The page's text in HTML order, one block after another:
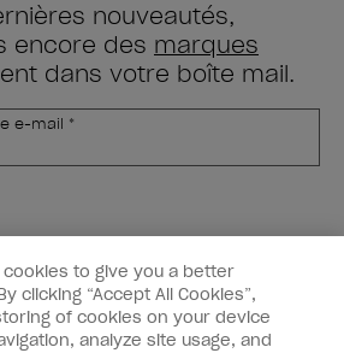
nouveautés,
encore des marques
dans votre boîte mail.
e-mail *
to give you a better
clicking “Accept All Cookies”,
of cookies on your device
analyze site usage, and